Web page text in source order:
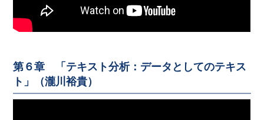
第６章 「テキスト分析：データとしてのテキス
ト」（瀧川裕貴）